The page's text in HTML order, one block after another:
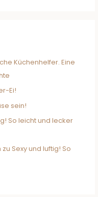
Küchenhelfer. Eine
Ei!
sein!
So leicht und lecker
zu Sexy und luftig! So